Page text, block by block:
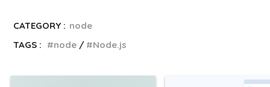
CATEGORY : node
TAGS :
node Node.js